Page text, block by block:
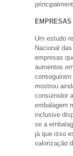
Um estudo
Nacional
empresas
aumentos
mostrou
consumidor
embalagem
inclusive
se a
já que isso
valorização